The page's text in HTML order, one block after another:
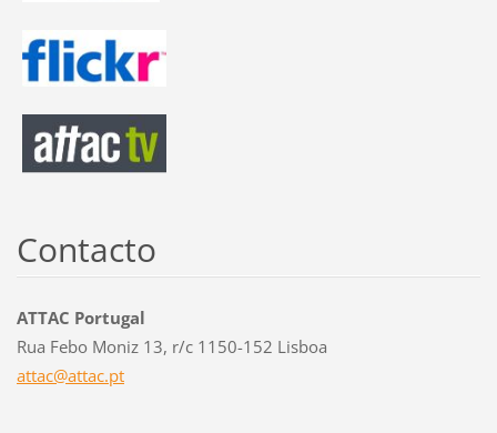
Contacto
ATTAC Portugal
Rua Febo Moniz 13, r/c 1150-152 Lisboa
attac@attac.pt